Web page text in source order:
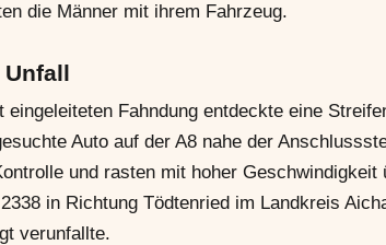
die Männer mit ihrem Fahrzeug.
eingeleiteten Fahndung entdeckte eine
Auto auf der A8 nahe der
und rasten mit hoher Geschwindigkeit
in Richtung Tödtenried im Landkreis
verunfallte.